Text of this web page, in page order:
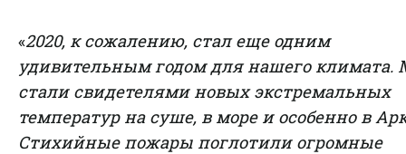
«2020, к сожалению, стал еще одним
удивительным годом для нашего климата.
стали свидетелями новых экстремальных
температур на суше, в море и особенно в
Стихийные пожары поглотили огромные